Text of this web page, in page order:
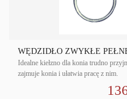
WĘDZIDŁO ZWYKŁE
Idealne kiełzno dla konia trudno
zajmuje konia i ułatwia pracę z nim.